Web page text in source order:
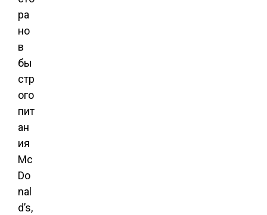
ра
но
в
бы
стр
ого
пит
ан
ия
Mc
Do
nal
d’s,